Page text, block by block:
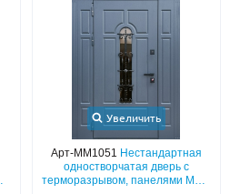
Увеличить
Арт-ММ1051 Нестандартная
одностворчатая дверь с
терморазрывом, панелями МДФ